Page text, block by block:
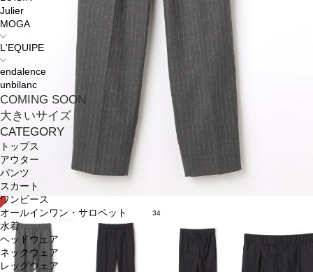
Julier
MOGA
L'EQUIPE
endalence
unbilanc
COMING SOON
大きいサイズ
CATEGORY
トップス
アウター
パンツ
スカート
ワンピース
オールインワン・サロペット
水着
ヘッドウェア
ネックウェア
レッグウェア
34